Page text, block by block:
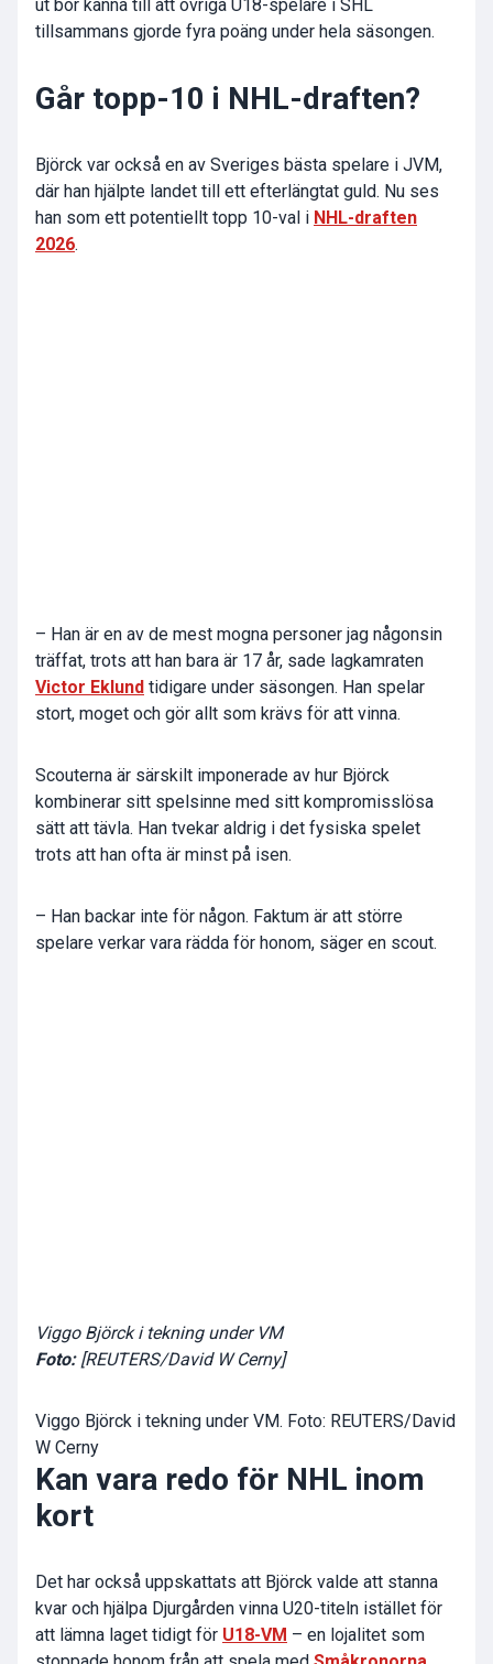
ut bör känna till att övriga U18-spelare i SHL
tillsammans gjorde fyra poäng under hela säsongen.
Går topp-10 i NHL-draften?
Björck var också en av Sveriges bästa spelare i JVM,
där han hjälpte landet till ett efterlängtat guld. Nu ses
han som ett potentiellt topp 10-val i NHL-draften
2026.
– Han är en av de mest mogna personer jag någonsin
träffat, trots att han bara är 17 år, sade lagkamraten
Victor Eklund tidigare under säsongen. Han spelar
stort, moget och gör allt som krävs för att vinna.
Scouterna är särskilt imponerade av hur Björck
kombinerar sitt spelsinne med sitt kompromisslösa
sätt att tävla. Han tvekar aldrig i det fysiska spelet
trots att han ofta är minst på isen.
– Han backar inte för någon. Faktum är att större
spelare verkar vara rädda för honom, säger en scout.
Viggo Björck i tekning under VM
Foto: [REUTERS/David W Cerny]
Viggo Björck i tekning under VM. Foto: REUTERS/David
W Cerny
Kan vara redo för NHL inom
kort
Det har också uppskattats att Björck valde att stanna
kvar och hjälpa Djurgården vinna U20-titeln istället för
att lämna laget tidigt för U18-VM – en lojalitet som